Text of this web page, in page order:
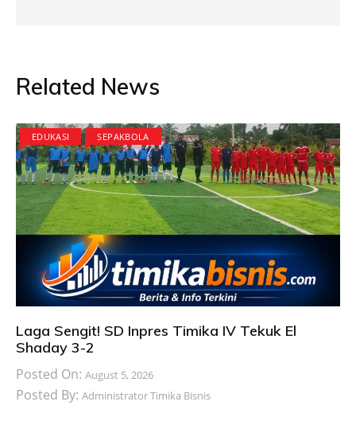
Related News
EDUKASI SEPAKBOLA
Laga Sengit! SD Inpres Timika IV Tekuk El
Shaday 3-2
Posted On: August 5, 2026
Posted By: Administrator Timika Bisnis